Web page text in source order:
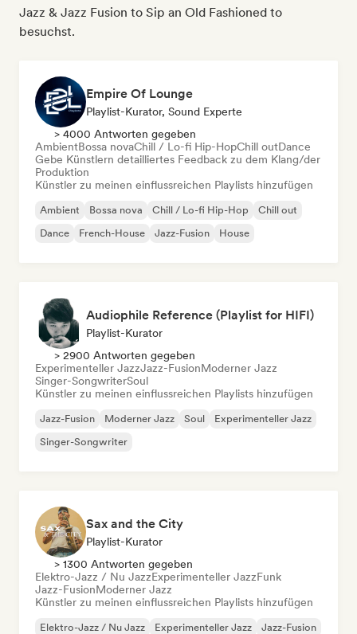
Jazz & Jazz Fusion to Sip an Old Fashioned to
besuchst.
Empire Of Lounge
Playlist-Kurator, Sound Experte
> 4000 Antworten gegeben
AmbientBossa novaChill / Lo-fi Hip-HopChill outDance
Gebe Künstlern detailliertes Feedback zu dem Klang/der
Produktion
Künstler zu meinen einflussreichen Playlists hinzufügen
Ambient Bossa nova Chill / Lo-fi Hip-Hop
Chill out
Dance
French-House Jazz-Fusion House
Audiophile Reference (Playlist for HIFI)
Playlist-Kurator
> 2900 Antworten gegeben
Experimenteller JazzJazz-FusionModerner Jazz
Singer-SongwriterSoul
Künstler zu meinen einflussreichen Playlists hinzufügen
Jazz-Fusion Moderner Jazz Soul
Experimenteller Jazz
Singer-Songwriter
Sax and the City
Playlist-Kurator
> 1300 Antworten gegeben
Elektro-Jazz / Nu JazzExperimenteller JazzFunk
Jazz-FusionModerner Jazz
Künstler zu meinen einflussreichen Playlists hinzufügen
Elektro-Jazz / Nu Jazz Experimenteller Jazz
Jazz-Fusion